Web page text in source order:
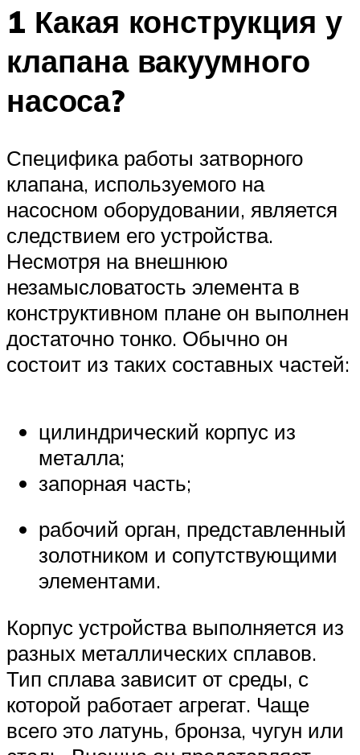
1 Какая конструкция у
клапана вакуумного
насоса?
Специфика работы затворного
клапана, используемого на
насосном оборудовании, является
следствием его устройства.
Несмотря на внешнюю
незамысловатость элемента в
конструктивном плане он выполнен
достаточно тонко. Обычно он
состоит из таких составных частей:
цилиндрический корпус из
металла;
запорная часть;
рабочий орган, представленный
золотником и сопутствующими
элементами.
Корпус устройства выполняется из
разных металлических сплавов.
Тип сплава зависит от среды, с
которой работает агрегат. Чаще
всего это латунь, бронза, чугун или